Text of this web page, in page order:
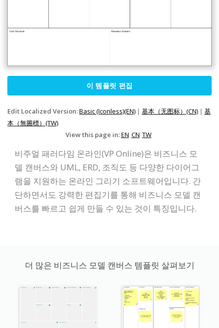
이 템플릿 편집
Edit Localized Version:Basic (Iconless)(EN) | 基本（无图标）(CN) | 基
本（無圖標）(TW)
View this page in:EN CN TW
비주얼 패러다임 온라인(VP Online)은 비즈니스 모
델 캔버스와 UML, ERD, 조직도 등 다양한 다이어그
램을 지원하는 온라인 그리기 소프트웨어입니다. 간
단하면서도 강력한 편집기를 통해 비즈니스 모델 캔
버스를 빠르고 쉽게 만들 수 있는 것이 특징입니다.
더 많은 비즈니스 모델 캔버스 템플릿 살펴보기